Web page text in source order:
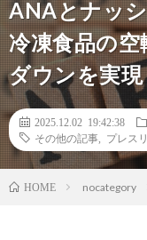
ANAとナッ
冷凍食品の
ダウンを実現
2025.12.02 19:42:38
その他の記事
プレス
HOME nocategory